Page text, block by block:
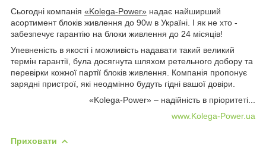
Сьогодні компанія «Kolega-Power» надає найширший
асортимент блоків живлення до 90w в Україні. І як не хто -
забезпечує гарантію на блоки живлення до 24 місяців!
Упевненість в якості і можливість надавати такий великий
термін гарантії, була досягнута шляхом ретельного добору та
перевірки кожної партії блоків живлення. Компанія пропонує
зарядні пристрої, які неодмінно будуть гідні вашої довіри.
«Kolega-Power» – надійність в пріоритеті...
www.Kolega-Power.ua
Приховати